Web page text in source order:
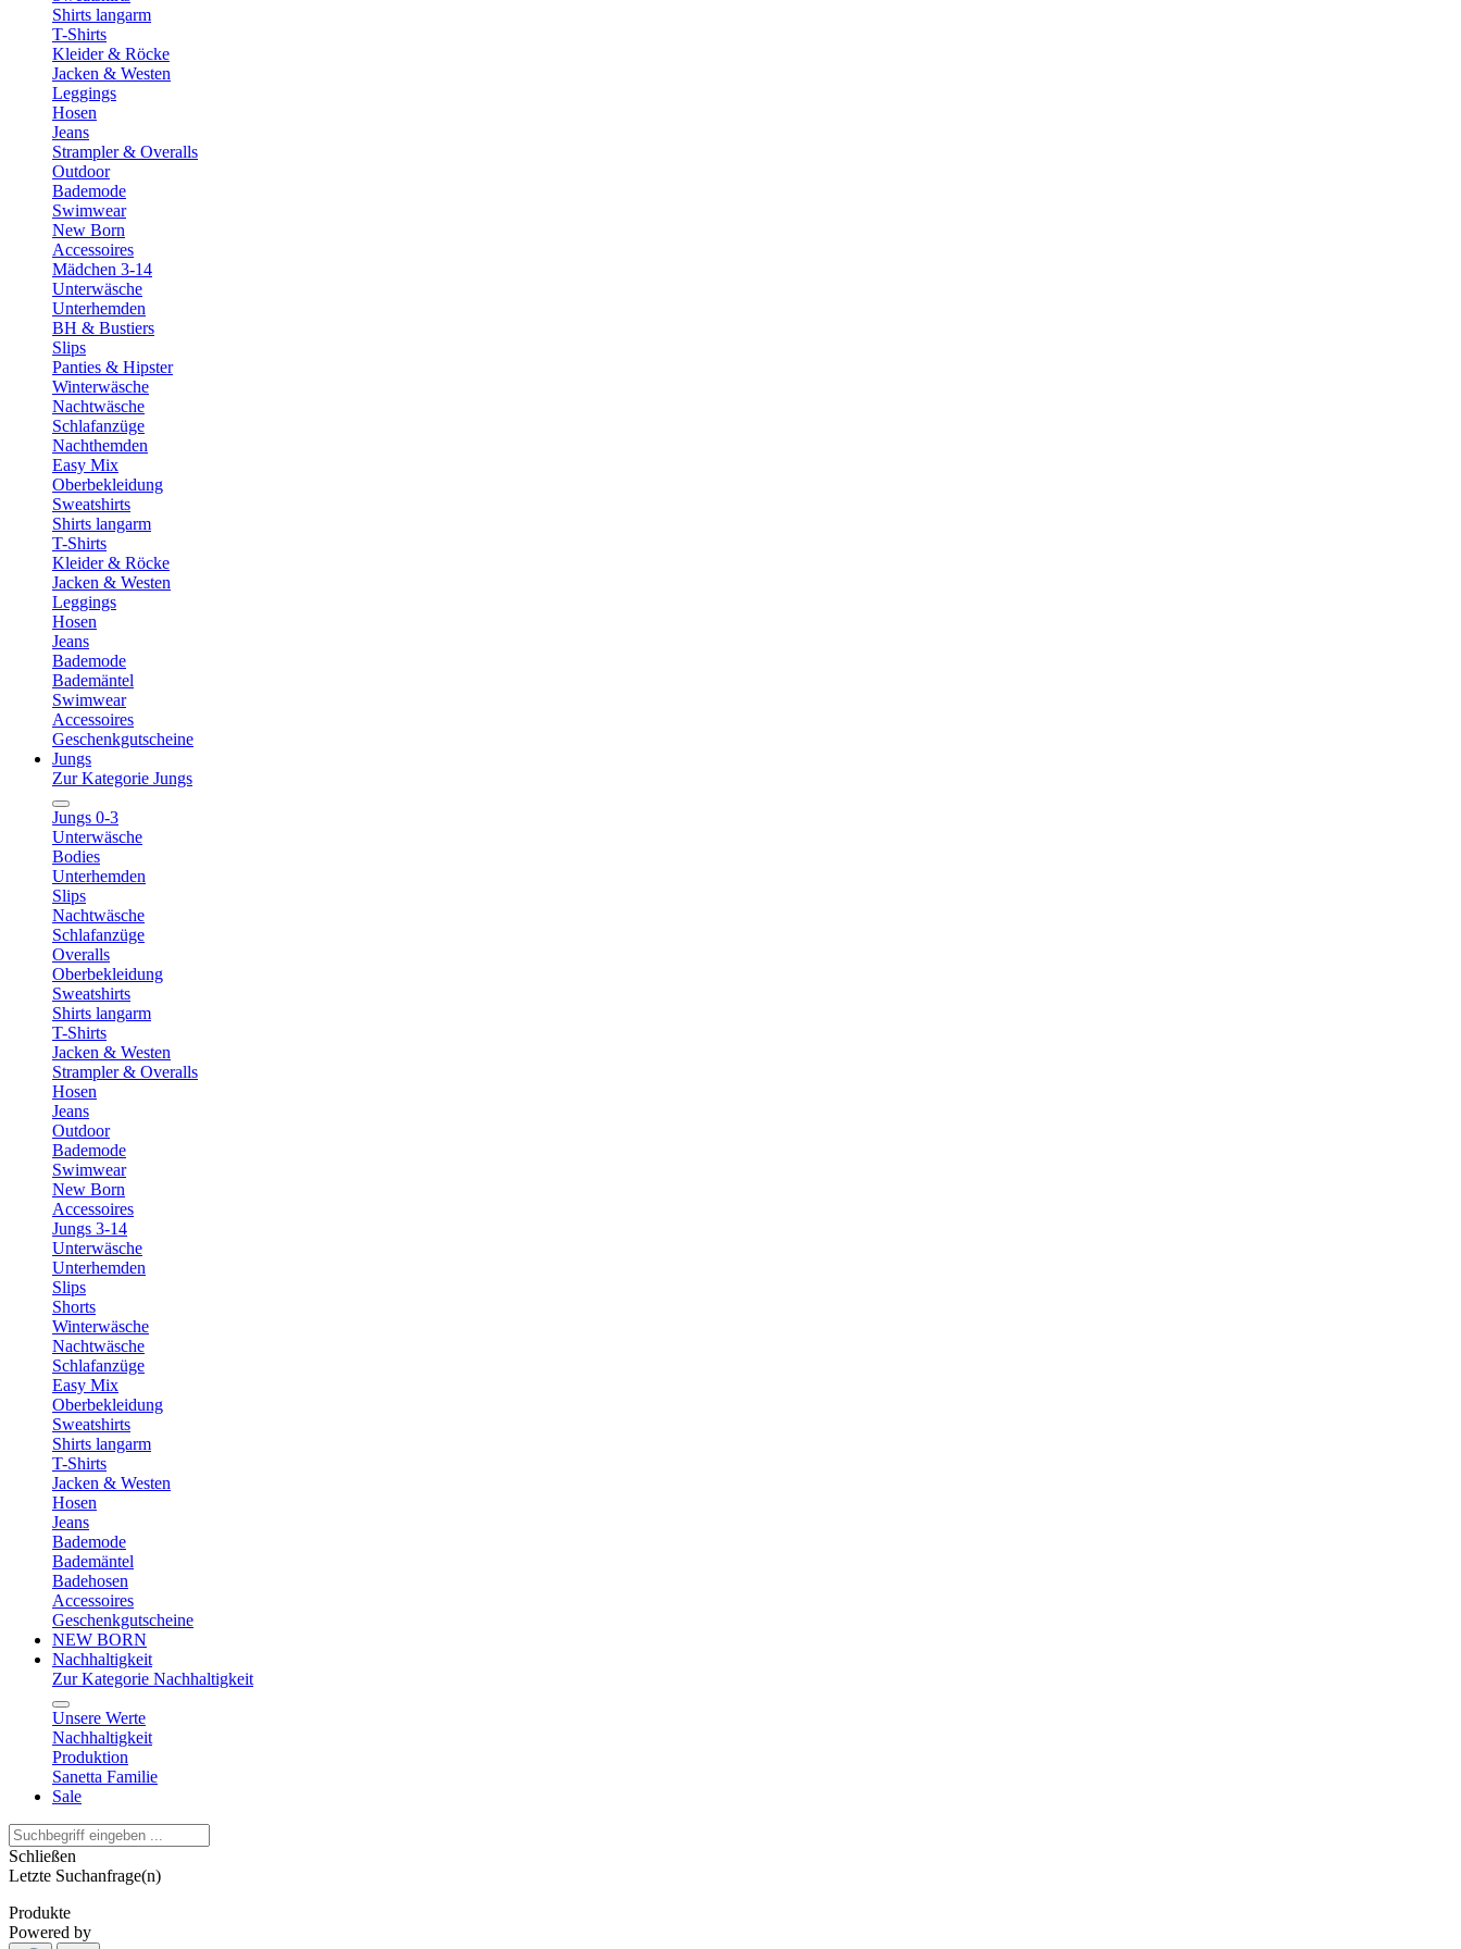
Shirts langarm
T-Shirts
Kleider & Röcke
Jacken & Westen
Leggings
Hosen
Jeans
Strampler & Overalls
Outdoor
Bademode
Swimwear
New Born
Accessoires
Mädchen 3-14
Unterwäsche
Unterhemden
BH & Bustiers
Slips
Panties & Hipster
Winterwäsche
Nachtwäsche
Schlafanzüge
Nachthemden
Easy Mix
Oberbekleidung
Sweatshirts
Shirts langarm
T-Shirts
Kleider & Röcke
Jacken & Westen
Leggings
Hosen
Jeans
Bademode
Bademäntel
Swimwear
Accessoires
Geschenkgutscheine
Jungs
Zur Kategorie Jungs
Jungs 0-3
Unterwäsche
Bodies
Unterhemden
Slips
Nachtwäsche
Schlafanzüge
Overalls
Oberbekleidung
Sweatshirts
Shirts langarm
T-Shirts
Jacken & Westen
Strampler & Overalls
Hosen
Jeans
Outdoor
Bademode
Swimwear
New Born
Accessoires
Jungs 3-14
Unterwäsche
Unterhemden
Slips
Shorts
Winterwäsche
Nachtwäsche
Schlafanzüge
Easy Mix
Oberbekleidung
Sweatshirts
Shirts langarm
T-Shirts
Jacken & Westen
Hosen
Jeans
Bademode
Bademäntel
Badehosen
Accessoires
Geschenkgutscheine
NEW BORN
Nachhaltigkeit
Zur Kategorie Nachhaltigkeit
Unsere Werte
Nachhaltigkeit
Produktion
Sanetta Familie
Sale
Schließen
Letzte Suchanfrage(n)
Produkte
Powered by